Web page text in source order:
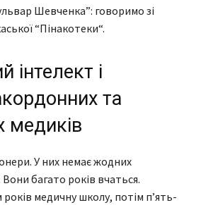
Шевченка”: говоримо зі
“Пінакотеки“.
інтелект і
та
медиків
У них немає жодних
багато років вчаться.
медичну школу, потім п’ять-